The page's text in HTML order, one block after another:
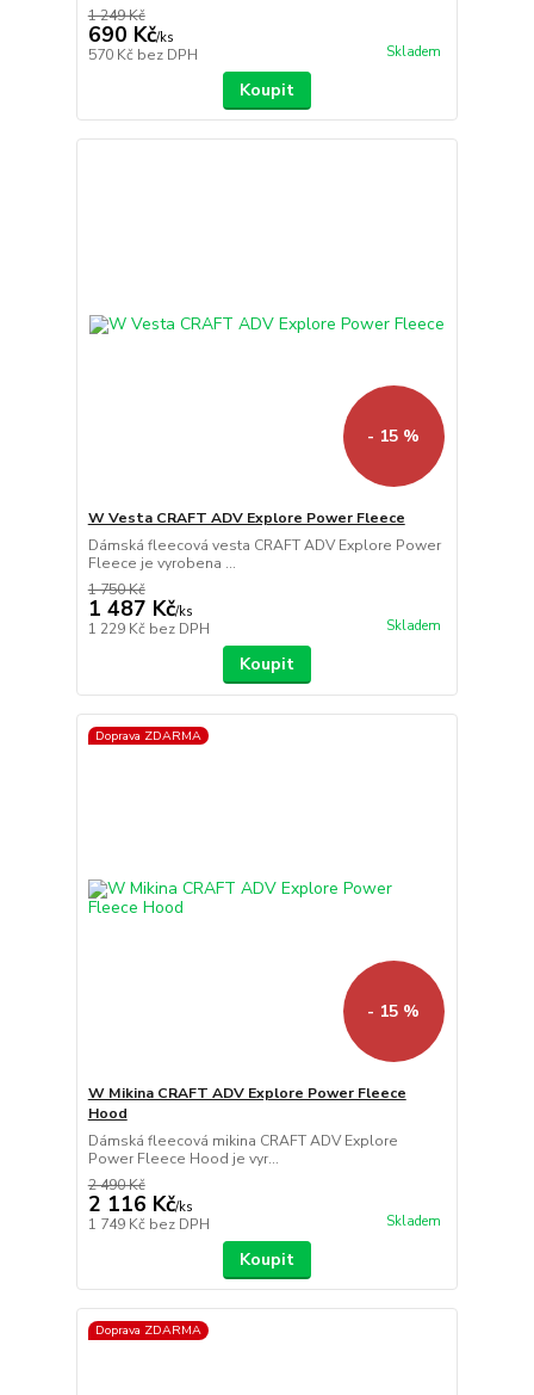
1 249 Kč
690 Kč/ks
570 Kč bez DPH Skladem
Koupit
- 15 %
W Vesta CRAFT ADV Explore Power Fleece
Dámská fleecová vesta CRAFT ADV Explore Power
Fleece je vyrobena ...
1 750 Kč
1 487 Kč/ks
1 229 Kč bez DPH Skladem
Koupit
Doprava ZDARMA
- 15 %
W Mikina CRAFT ADV Explore Power Fleece
Hood
Dámská fleecová mikina CRAFT ADV Explore
Power Fleece Hood je vyr...
2 490 Kč
2 116 Kč/ks
1 749 Kč bez DPH Skladem
Koupit
Doprava ZDARMA